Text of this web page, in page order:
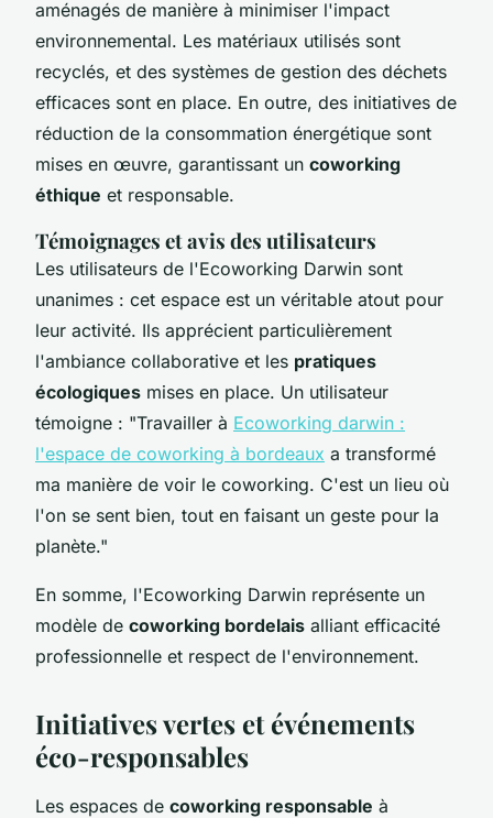
aménagés de manière à minimiser l'impact
environnemental. Les matériaux utilisés sont
recyclés, et des systèmes de gestion des déchets
efficaces sont en place. En outre, des initiatives de
réduction de la consommation énergétique sont
mises en œuvre, garantissant un coworking
éthique et responsable.
Témoignages et avis des utilisateurs
Les utilisateurs de l'Ecoworking Darwin sont
unanimes : cet espace est un véritable atout pour
leur activité. Ils apprécient particulièrement
l'ambiance collaborative et les pratiques
écologiques mises en place. Un utilisateur
témoigne : "Travailler à Ecoworking darwin :
l'espace de coworking à bordeaux a transformé
ma manière de voir le coworking. C'est un lieu où
l'on se sent bien, tout en faisant un geste pour la
planète."
En somme, l'Ecoworking Darwin représente un
modèle de coworking bordelais alliant efficacité
professionnelle et respect de l'environnement.
Initiatives vertes et événements
éco-responsables
Les espaces de coworking responsable à